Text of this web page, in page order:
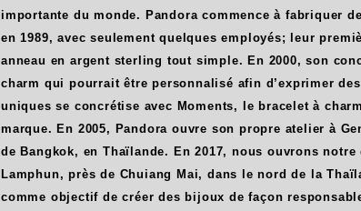
importante du monde. Pandora commence à fabriquer
en 1989, avec seulement quelques employés; leur
anneau en argent sterling tout simple. En 2000, son
charm qui pourrait être personnalisé afin d’exprimer
uniques se concrétise avec Moments, le bracelet à
marque. En 2005, Pandora ouvre son propre atelier à
de Bangkok, en Thaïlande. En 2017, nous ouvrons notre
Lamphun, près de Chuiang Mai, dans le nord de la
comme objectif de créer des bijoux de façon